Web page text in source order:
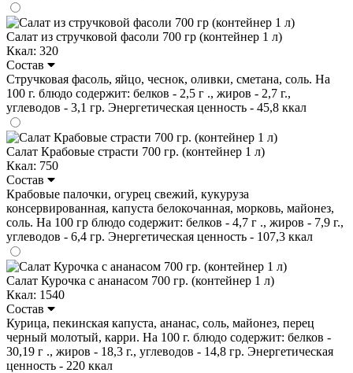
Салат из стручковой фасоли 700 гр (контейнер 1 л)
Ккал: 320
Состав
Стручковая фасоль, яйцо, чеснок, оливки, сметана, соль. На
100 г. блюдо содержит: белков - 2,5 г ., жиров - 2,7 г.,
углеводов - 3,1 гр. Энергетическая ценность - 45,8 ккал
Салат Крабовые страсти 700 гр. (контейнер 1 л)
Ккал: 750
Состав
Крабовые палочки, огурец свежий, кукуруза
консервированная, капуста белокочанная, морковь, майонез,
соль. На 100 гр блюдо содержит: белков - 4,7 г ., жиров - 7,9 г.,
углеводов - 6,4 гр. Энергетическая ценность - 107,3 ккал
Салат Курочка с ананасом 700 гр. (контейнер 1 л)
Ккал: 1540
Состав
Курица, пекинская капуста, ананас, соль, майонез, перец
черный молотый, карри. На 100 г. блюдо содержит: белков -
30,19 г ., жиров - 18,3 г., углеводов - 14,8 гр. Энергетическая
ценность - 220 ккал